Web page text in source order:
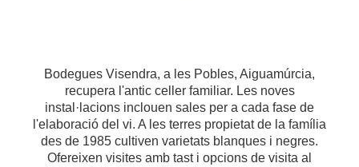
Bodegues Visendra, a les Pobles, Aiguamúrcia,
recupera l'antic celler familiar. Les noves
instal·lacions inclouen sales per a cada fase de
l'elaboració del vi. A les terres propietat de la família
des de 1985 cultiven varietats blanques i negres.
Ofereixen visites amb tast i opcions de visita al